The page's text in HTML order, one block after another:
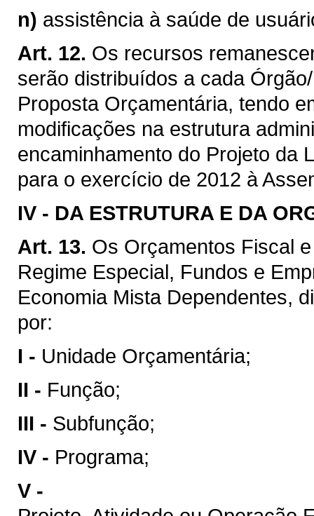
n) assistência à saúde de
Art. 12. Os recursos
serão distribuídos a cada
Proposta Orçamentária, tendo
modificações na estrutura
encaminhamento do Projeto da
para o exercício de 2012 à
IV - DA ESTRUTURA E DA
Art. 13. Os Orçamentos Fiscal
Regime Especial, Fundos e
Economia Mista Dependentes,
por:
I - Unidade Orçamentária;
II - Função;
III - Subfunção;
IV - Programa;
V -